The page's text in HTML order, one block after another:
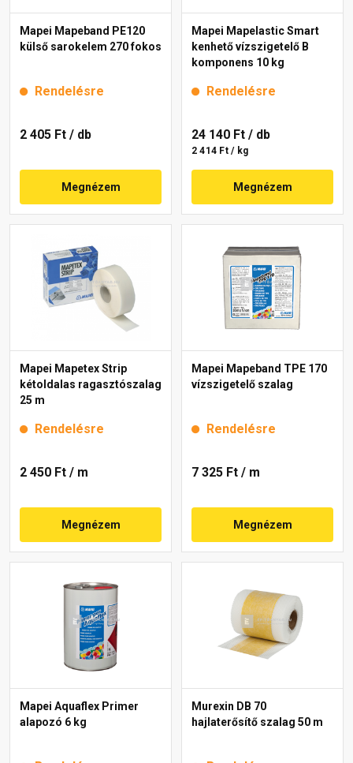
Mapei Mapeband PE120
külső sarokelem 270 fokos
Rendelésre
2 405 Ft / db
Megnézem
Mapei Mapelastic Smart
kenhető vízszigetelő B
komponens 10 kg
Rendelésre
24 140 Ft / db
2 414 Ft / kg
Megnézem
Mapei Mapetex Strip
kétoldalas ragasztószalag
25 m
Rendelésre
2 450 Ft / m
Megnézem
Mapei Mapeband TPE 170
vízszigetelő szalag
Rendelésre
7 325 Ft / m
Megnézem
Mapei Aquaflex Primer
alapozó 6 kg
Murexin DB 70
hajlaterősítő szalag 50 m